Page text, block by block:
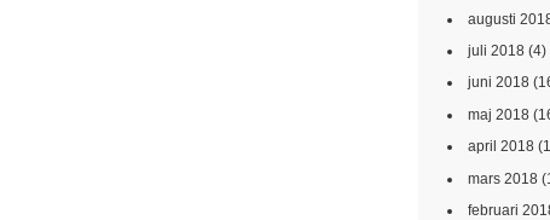
augusti
juli 2018(4)
juni 2018
maj 2018
april 2018
mars 2018
februari